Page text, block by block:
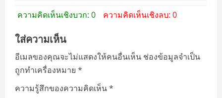
ความคิดเห็นเชิงบวก: 0 ความคิดเห็นเชิงลบ: 0
ใส่ความเห็น
อีเมลของคุณจะไม่แสดงให้คนอื่นเห็น ช่องข้อมูลจำเป็น
ถูกทำเครื่องหมาย *
ความรู้สึกของความคิดเห็น*